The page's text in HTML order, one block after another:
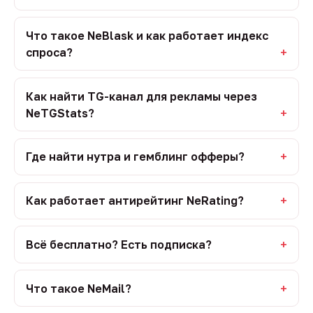
Что такое NeBlask и как работает индекс
спроса?
Как найти TG-канал для рекламы через
NeTGStats?
Где найти нутра и гемблинг офферы?
Как работает антирейтинг NeRating?
Всё бесплатно? Есть подписка?
Что такое NeMail?